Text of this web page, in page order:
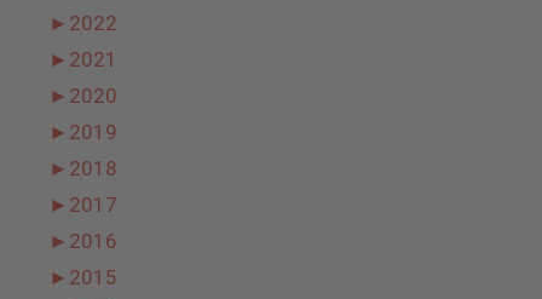
► 2022
► 2021
► 2020
► 2019
► 2018
► 2017
► 2016
► 2015